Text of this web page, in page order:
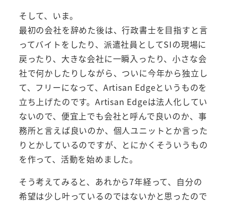
そして、いま。
最初の会社を辞めた後は、行政書士を目指すと言
ってバイトをしたり、派遣社員としてSIの現場に
戻ったり、大きな会社に一瞬入ったり、小さな会
社で何かしたりしながら、ついに今年から独立し
て、フリーになって、Artisan Edgeというものを
立ち上げたのです。Artisan Edgeは法人化してい
ないので、便宜上でも会社と呼んで良いのか、事
務所と言えば良いのか、個人ユニットとか言った
りとかしているのですが、とにかくそういうもの
を作って、活動を始めました。
そう考えてみると、あれから7年経って、自分の
希望は少し叶っているのではないかと思ったので